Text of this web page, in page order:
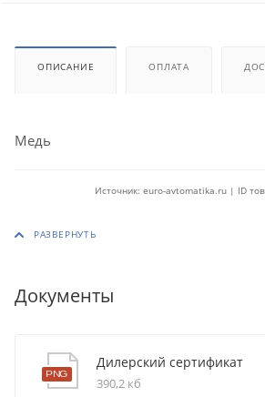
ОПИСАНИЕ ОПЛАТА
Медь
Источник: euro-avtomatika.ru | ID
Документы
Дилерский сертификат
390,2 кб